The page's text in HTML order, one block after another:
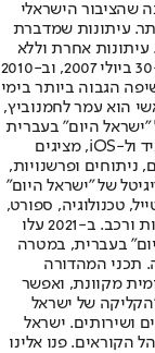
שהציבור הישראלי
עיתונות שמדברת
עיתונות אחרת וללא
תשלום. המהדורה המודפסת הראשונה פורסמה ב-30 ביולי 2007, וב-2010
הגבוה ביותר בימי
הוא עמר לחמנוביץ,
היום" בעברית
ובאנגלית, כמו כן היישומונים (אפליקציות) לאנדרואיד ול-iOS, מציגים
ניתוחים ופרשנויות,
של "ישראל היום"
טכנולוגיה, ספורט,
כלכלה וצרכנות, בריאות, חיילים, אוכל, יהדות, תיירות ורכב. ב-2021 עלו
בעברית, במטרה
תכני המהדורה
מקוונת, ואפשר
של ישראל
ושירותים. ישראל
הקוראים. פנו אלינו